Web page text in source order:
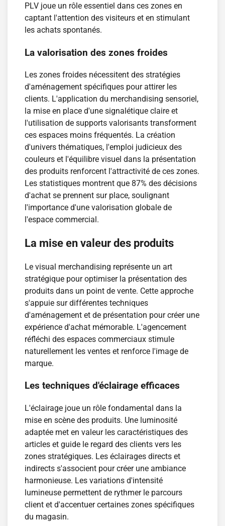
PLV joue un rôle essentiel dans ces zones en
captant l'attention des visiteurs et en stimulant
les achats spontanés.
La valorisation des zones froides
Les zones froides nécessitent des stratégies
d'aménagement spécifiques pour attirer les
clients. L'application du merchandising sensoriel,
la mise en place d'une signalétique claire et
l'utilisation de supports valorisants transforment
ces espaces moins fréquentés. La création
d'univers thématiques, l'emploi judicieux des
couleurs et l'équilibre visuel dans la présentation
des produits renforcent l'attractivité de ces zones.
Les statistiques montrent que 87% des décisions
d'achat se prennent sur place, soulignant
l'importance d'une valorisation globale de
l'espace commercial.
La mise en valeur des produits
Le visual merchandising représente un art
stratégique pour optimiser la présentation des
produits dans un point de vente. Cette approche
s'appuie sur différentes techniques
d'aménagement et de présentation pour créer une
expérience d'achat mémorable. L'agencement
réfléchi des espaces commerciaux stimule
naturellement les ventes et renforce l'image de
marque.
Les techniques d'éclairage efficaces
L'éclairage joue un rôle fondamental dans la
mise en scène des produits. Une luminosité
adaptée met en valeur les caractéristiques des
articles et guide le regard des clients vers les
zones stratégiques. Les éclairages directs et
indirects s'associent pour créer une ambiance
harmonieuse. Les variations d'intensité
lumineuse permettent de rythmer le parcours
client et d'accentuer certaines zones spécifiques
du magasin.